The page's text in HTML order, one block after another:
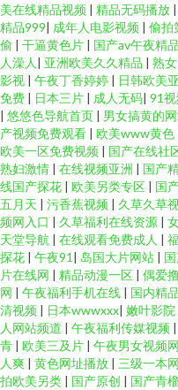
美在线精品视频 | 精品无码播放 |
精品999| 成年人电影视频 | 偷拍
偷 | 干逼黄色片 | 国产av午夜精品
人澡人 | 亚洲欧美久久精品 | 熟
影视 | 午夜丁香婷婷 | 日韩欧美
免费 | 日本三片 | 成人无码| 91
| 悠悠色导航首页 | 男女搞黄的
产视频免费观看 | 欧美www黄色
欧美一区免费视频 | 国产在线社
熟妇激情 | 在线视频亚洲 | 国产
线国产探花 | 欧美另类专区 | 国
五月天 | 污香蕉视频 | 久草久草
频网入口 | 久草福利在线资源 |
天堂导航 | 在线观看免费成人 |
探花 | 午夜91 | 岛国大片网站 |
片在线网 | 精品动漫一区 | 偶爱
网 | 午夜福利手机在线 | 国内精
清视频 | 日本wwwxxx| 嫩叶影院
人网站频道 | 午夜福利传媒视频 |
青 | 欧美三及片 | 午夜男女视频
人爽 | 黄色网址播放 | 三级一本
拍欧美另类 | 国产原创 | 国产青